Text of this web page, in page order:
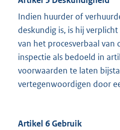
Indien huurder of
deskundig is, is hij
van het procesverbaal van
inspectie als bedoeld in
voorwaarden te laten
vertegenwoordigen door
Artikel 6 Gebruik